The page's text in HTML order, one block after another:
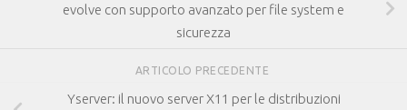
evolve con supporto avanzato per file system e
sicurezza
ARTICOLO PRECEDENTE
Yserver: il nuovo server X11 per le distribuzioni